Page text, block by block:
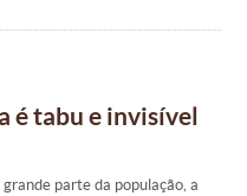
é tabu e invisível
parte da população, a